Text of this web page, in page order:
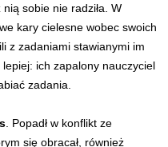
sobie nie radziła. W
kary cielesne wobec swoich
z zadaniami stawianymi im
ich zapalony nauczyciel
zadania.
. Popadł w konflikt ze
się obracał, również